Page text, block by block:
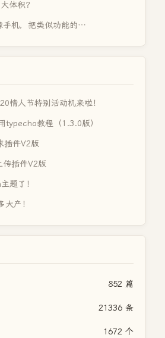
体积？
手机，把类似功能的…
情人节特别活动机来啦！
typecho教程（1.3.0版）
插件V2版
插件V2版
题了！
大产！
852 篇
21336 条
1672 个